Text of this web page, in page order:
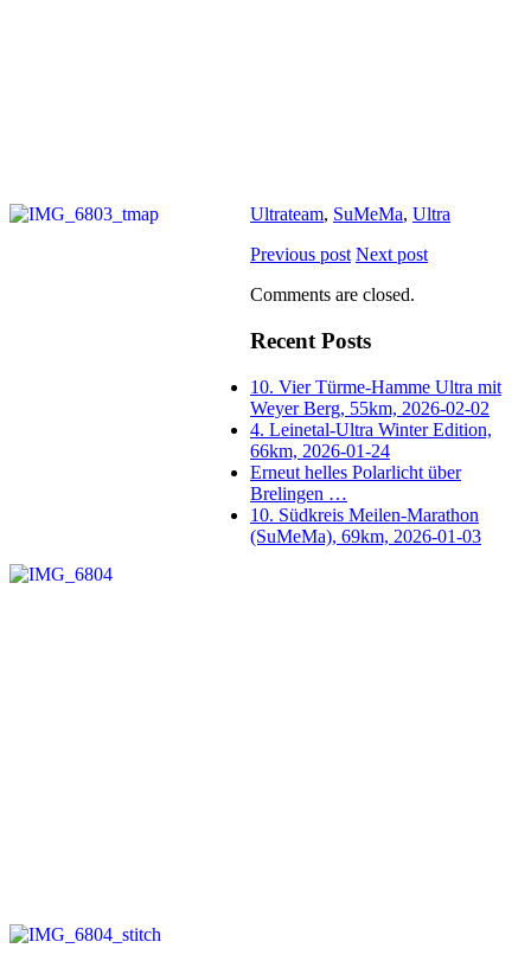
Ultrateam, SuMeMa, Ultra
Previous post Next post
Comments are closed.
Recent Posts
10. Vier Türme-Hamme Ultra mit
Weyer Berg, 55km, 2026-02-02
4. Leinetal-Ultra Winter Edition,
66km, 2026-01-24
Erneut helles Polarlicht über
Brelingen …
10. Südkreis Meilen-Marathon
(SuMeMa), 69km, 2026-01-03